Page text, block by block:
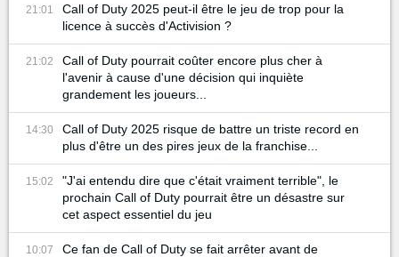
21:01
Call of Duty 2025 peut-il être le jeu de trop pour la
licence à succès d'Activision ?
21:02
Call of Duty pourrait coûter encore plus cher à
l'avenir à cause d'une décision qui inquiète
grandement les joueurs...
14:30
Call of Duty 2025 risque de battre un triste record en
plus d'être un des pires jeux de la franchise...
15:02
"J'ai entendu dire que c'était vraiment terrible", le
prochain Call of Duty pourrait être un désastre sur
cet aspect essentiel du jeu
10:07
Ce fan de Call of Duty se fait arrêter avant de